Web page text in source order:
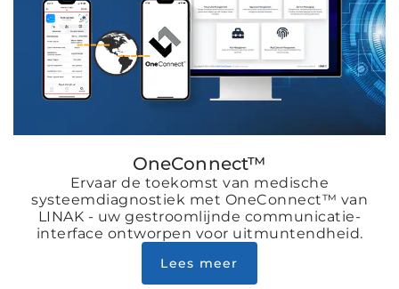
OneConnect™
Ervaar de toekomst van medische
systeemdiagnostiek met OneConnect™ van
LINAK - uw gestroomlijnde communicatie-
interface ontworpen voor uitmuntendheid.
Lees meer